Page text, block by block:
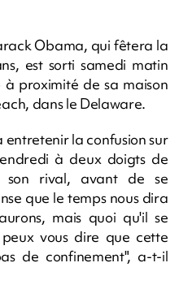
Obama, qui fêtera la
est sorti samedi matin
proximité de sa maison
dans le Delaware.
la confusion sur
à deux doigts de
son rival, avant de se
que le temps nous dira
mais quoi qu'il se
vous dire que cette
de confinement", a-t-il